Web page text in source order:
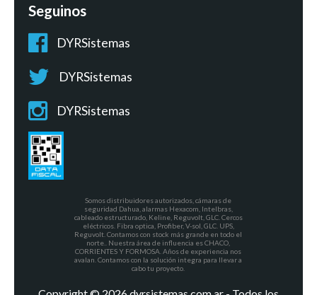
Seguinos
DYRSistemas
DYRSistemas
DYRSistemas
Somos distribuidores autorizados, cámaras de
seguridad Dahua, alarmas Hexacom, Intelbras,
cableado estructurado, Keline, Reguvolt, GLC. Cercos
eléctricos. Fibra optica, Profiber, V-sol, GLC. UPS,
Reguvolt. Contamos con stock más grande en todo el
norte.. Nuestra área de influencia es CHACO,
CORRIENTES Y FORMOSA. Años de experiencia nos
avalan. Contamos con la solución integra para llevar a
cabo tu proyecto.